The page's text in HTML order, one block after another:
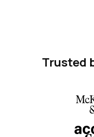
Trusted